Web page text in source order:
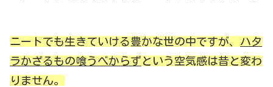
ニートでも生きていける豊かな世の中ですが、 ハタ
ラかざるもの喰うべからず という空気感は昔と変わ
りません。